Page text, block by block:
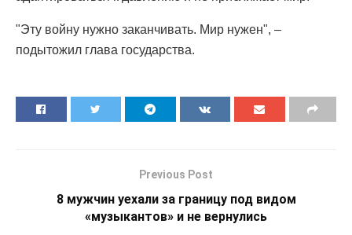
"Эту войну нужно заканчивать. Мир нужен", –
подытожил глава государства.
Previous Post
8 мужчин уехали за границу под видом
«музыкантов» и не вернулись